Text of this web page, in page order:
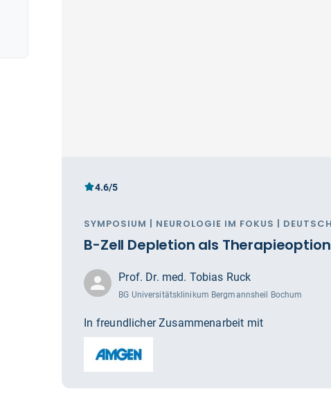
4.6/5
SYMPOSIUM | NEUROLOGIE IM FOKUS |
B-Zell Depletion als Therapieoption
Prof. Dr. med. Tobias Ruck
BG Universitätsklinikum Bergmannsheil Bochum
In freundlicher Zusammenarbeit mit